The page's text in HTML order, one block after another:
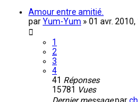
Amour entre amitié.
parYum-Yum » 01 avr. 2010,
1
2
3
4
41 Réponses
15781 Vues